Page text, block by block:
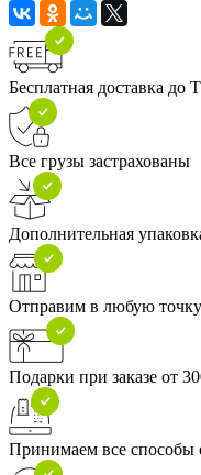
Бесплатная доставка до
Все грузы застрахованы
Дополнительная
Отправим в любую
Подарки при заказе от
Принимаем все способы